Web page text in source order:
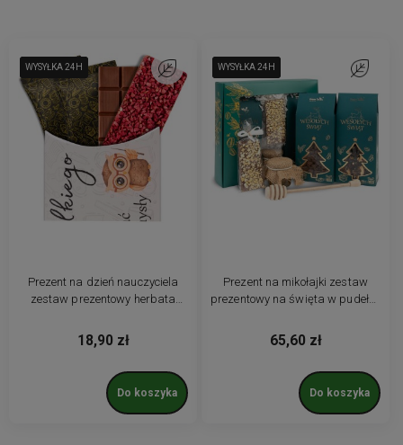
WYSYŁKA 24H
WYSYŁKA 24H
WYSYŁKA 24H
Prezent na dzień nauczyciela
zestaw prezentowy herbata
Gift
18,90 zł
Do koszyka
Do ulubionychWYSYŁKA 24H
WYSYŁKA 24H
WYSYŁKA 24H
Prezent na mikołajki zestaw
prezentowy na święta w pudełku
65,60 zł
Do koszyka
Do